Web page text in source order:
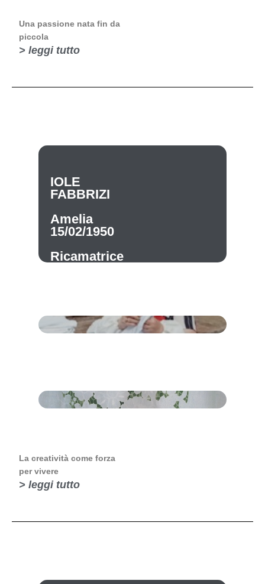
Una passione nata fin da
piccola
> leggi tutto
IOLE
FABBRIZI
Amelia
15/02/1950
Ricamatrice
La creatività come forza
per vivere
> leggi tutto